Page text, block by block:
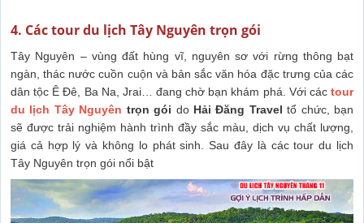
4. Các tour du lịch Tây Nguyên trọn gói
Tây Nguyên – vùng đất hùng vĩ, nguyên sơ với rừng thông bạt
ngàn, thác nước cuồn cuộn và bản sắc văn hóa đặc trưng của các
dân tộc Ê Đê, Ba Na, Jrai… đang chờ bạn khám phá. Với các tour
du lịch Tây Nguyên trọn gói do Hải Đăng Travel tổ chức, bạn
sẽ được trải nghiệm hành trình đầy sắc màu, dịch vụ chất lượng,
giá cả hợp lý và không lo phát sinh. Sau đây là các tour du lịch
Tây Nguyên trọn gói nổi bật